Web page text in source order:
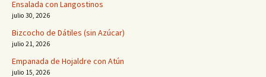
Ensalada con Langostinos
julio 30, 2026
Bizcocho de Dátiles (sin Azúcar)
julio 21, 2026
Empanada de Hojaldre con Atún
julio 15, 2026